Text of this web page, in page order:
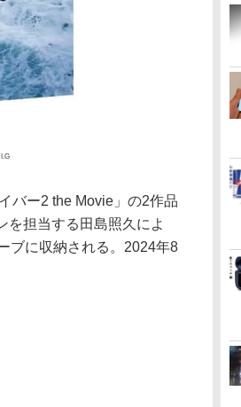
バー2 the Movie」の2作品
を担当する田島照久によ
ブに収納される。2024年8